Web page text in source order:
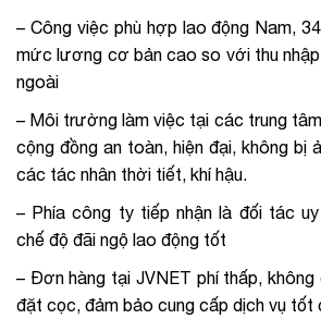
– Công việc phù hợp lao động Nam,
mức lương cơ bản cao so với thu
ngoài
– Môi trường làm việc tại các trung
cộng đồng an toàn, hiện đại, không bị
các tác nhân thời tiết, khí hậu.
– Phía công ty tiếp nhận là đối tác
chế độ đãi ngộ lao động tốt
– Đơn hàng tại JVNET phí thấp, không
đặt cọc, đảm bảo cung cấp dịch vụ tốt